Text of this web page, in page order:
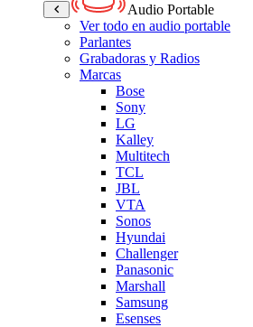
Audio Portable
Ver todo en audio portable
Parlantes
Grabadoras y Radios
Marcas
Bose
Sony
LG
Kalley
Multitech
TCL
JBL
VTA
Sonos
Hyundai
Challenger
Panasonic
Marshall
Samsung
Esenses